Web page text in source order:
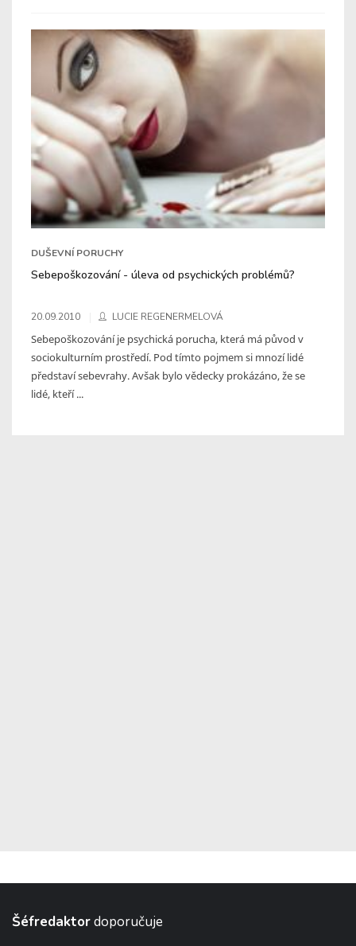
DUŠEVNÍ PORUCHY
Sebepoškozování - úleva od psychických problémů?
20.09.2010 LUCIE REGENERMELOVÁ
Sebepoškozování je psychická porucha, která má původ v
sociokulturním prostředí. Pod tímto pojmem si mnozí lidé
představí sebevrahy. Avšak bylo vědecky prokázáno, že se
lidé, kteří ...
Šéfredaktordoporučuje